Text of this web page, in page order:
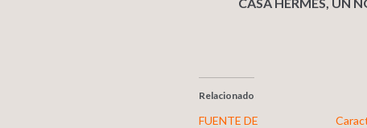
Relacionado
FUENTE DE